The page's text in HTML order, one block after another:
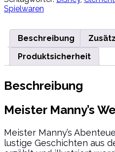
Manny's
Clementoni
Menge
Spielwaren
Beschreibung
Produktsicherheit
Beschreibung
Meister Manny’s
Meister Manny’s
lustige Geschichten aus